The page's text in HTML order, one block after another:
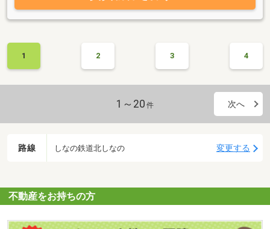
1 2 3 4
1～20 件 次へ
路線 しなの鉄道北しなの 変更する
不動産をお持ちの方